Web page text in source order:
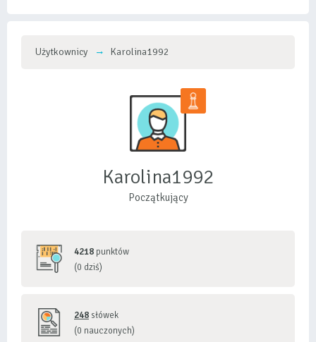
Użytkownicy Karolina1992
Karolina1992
Początkujący
4218 punktów
(0 dziś)
248 słówek
(0 nauczonych)